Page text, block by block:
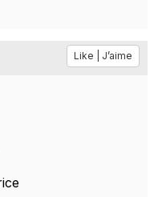
Like | J’aime